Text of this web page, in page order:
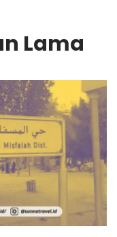
Lama